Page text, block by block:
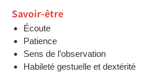
Savoir-être
Écoute
Patience
Sens de l’observation
Habileté gestuelle et dextérité